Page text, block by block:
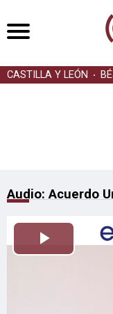
CASTILLA Y LEÓN
Audio: Acuerdo